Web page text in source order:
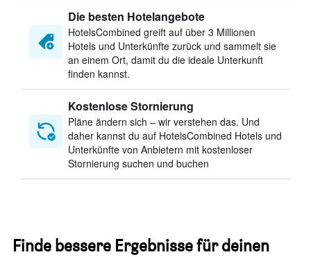
Die besten Hotelangebote
HotelsCombined greift auf über 3 Millionen
Hotels und Unterkünfte zurück und sammelt sie
an einem Ort, damit du die ideale Unterkunft
finden kannst.
Kostenlose Stornierung
Pläne ändern sich – wir verstehen das. Und
daher kannst du auf HotelsCombined Hotels und
Unterkünfte von Anbietern mit kostenloser
Stornierung suchen und buchen
Finde bessere Ergebnisse für deinen